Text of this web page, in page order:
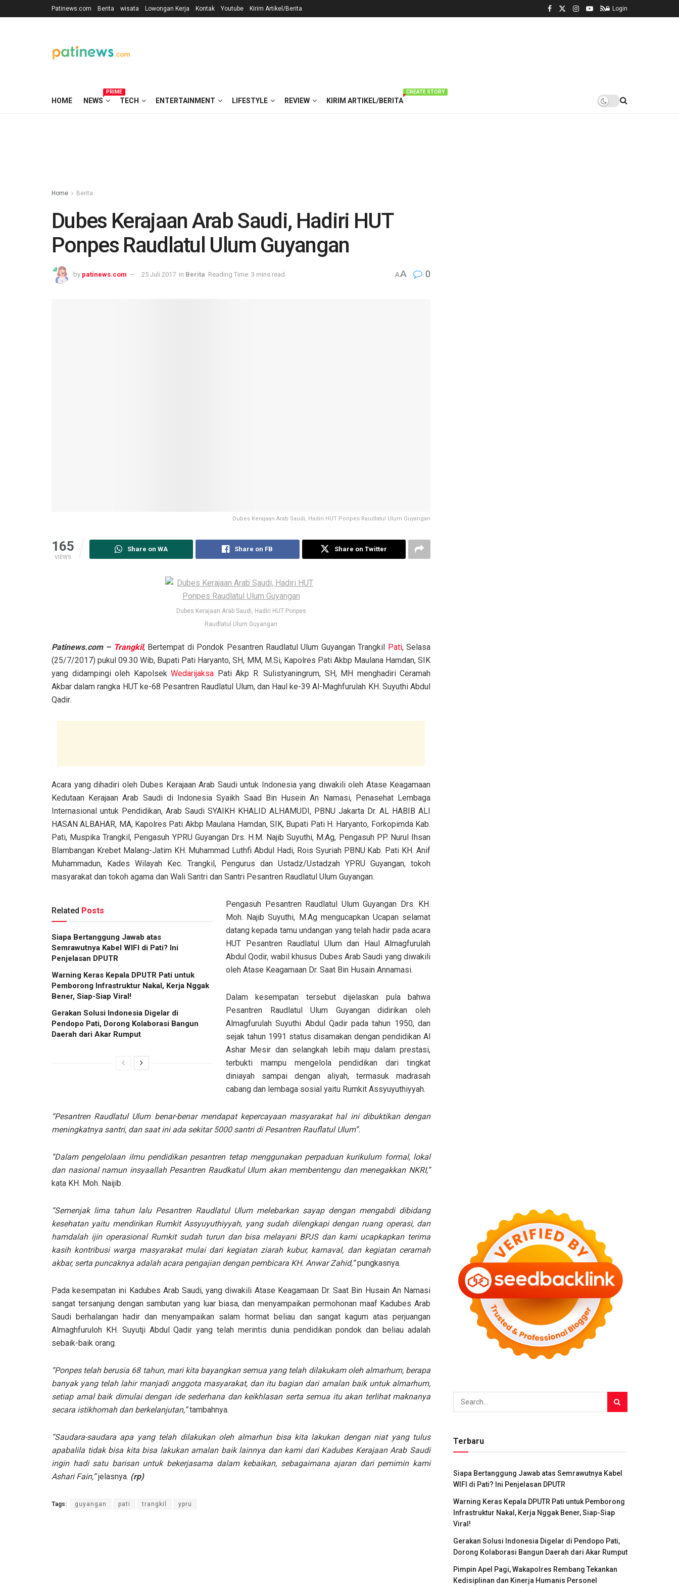
Patinews.com Berita wisata Lowongan Kerja Kontak Youtube Kirim Artikel/Berita Login
HOME NEWS
PRIME
TECH ENTERTAINMENT LIFESTYLE REVIEW KIRIM ARTIKEL/BERITA
CREATE STORY
Home Berita
Dubes Kerajaan Arab Saudi, Hadiri HUT
Ponpes Raudlatul Ulum Guyangan
by patinews.com 25 Juli 2017 in Berita Reading Time: 3 mins read AA 0
Dubes Kerajaan Arab Saudi, Hadiri HUT Ponpes Raudlatul Ulum Guyangan
165
VIEWS
Share on WA Share on FB Share on Twitter
Dubes Kerajaan Arab Saudi, Hadiri HUT Ponpes
Raudlatul Ulum Guyangan
Patinews.com – Trangkil, Bertempat di Pondok Pesantren Raudlatul Ulum Guyangan Trangkil Pati, Selasa
(25/7/2017) pukul 09.30 Wib, Bupati Pati Haryanto, SH, MM, M.Si, Kapolres Pati Akbp Maulana Hamdan, SIK
yang didampingi oleh Kapolsek Wedarijaksa Pati Akp R. Sulistyaningrum, SH, MH menghadiri Ceramah
Akbar dalam rangka HUT ke-68 Pesantren Raudlatul Ulum, dan Haul ke-39 Al-Maghfurulah KH. Suyuthi Abdul
Qadir.
Acara yang dihadiri oleh Dubes Kerajaan Arab Saudi untuk Indonesia yang diwakili oleh Atase Keagamaan
Kedutaan Kerajaan Arab Saudi di Indonesia Syaikh Saad Bin Husein An Namasi, Penasehat Lembaga
Internasional untuk Pendidikan, Arab Saudi SYAIKH KHALID ALHAMUDI, PBNU Jakarta Dr. AL HABIB ALI
HASAN ALBAHAR, MA, Kapolres Pati Akbp Maulana Hamdan, SIK, Bupati Pati H. Haryanto, Forkopimda Kab.
Pati, Muspika Trangkil, Pengasuh YPRU Guyangan Drs. H.M. Najib Suyuthi, M.Ag, Pengasuh PP. Nurul Ihsan
Blambangan Krebet Malang-Jatim KH. Muhammad Luthfi Abdul Hadi, Rois Syuriah PBNU Kab. Pati KH. Anif
Muhammadun, Kades Wilayah Kec. Trangkil, Pengurus dan Ustadz/Ustadzah YPRU Guyangan, tokoh
masyarakat dan tokoh agama dan Wali Santri dan Santri Pesantren Raudlatul Ulum Guyangan.
Related Posts
Siapa Bertanggung Jawab atas
Semrawutnya Kabel WIFI di Pati? Ini
Penjelasan DPUTR
Warning Keras Kepala DPUTR Pati untuk
Pemborong Infrastruktur Nakal, Kerja Nggak
Bener, Siap-Siap Viral!
Gerakan Solusi Indonesia Digelar di
Pendopo Pati, Dorong Kolaborasi Bangun
Daerah dari Akar Rumput
Pengasuh Pesantren Raudlatul Ulum Guyangan Drs. KH.
Moh. Najib Suyuthi, M.Ag mengucapkan Ucapan selamat
datang kepada tamu undangan yang telah hadir pada acara
HUT Pesantren Raudlatul Ulum dan Haul Almagfurulah
Abdul Qodir, wabil khusus Dubes Arab Saudi yang diwakili
oleh Atase Keagamaan Dr. Saat Bin Husain Annamasi.
Dalam kesempatan tersebut dijelaskan pula bahwa
Pesantren Raudlatul Ulum Guyangan didirikan oleh
Almagfurulah Suyuthi Abdul Qadir pada tahun 1950, dan
sejak tahun 1991 status disamakan dengan pendidikan Al
Ashar Mesir dan selangkah lebih maju dalam prestasi,
terbukti mampu mengelola pendidikan dari tingkat
diniayah sampai dengan aliyah, termasuk madrasah
cabang dan lembaga sosial yaitu Rumkit Assyuyuthiyyah.
“Pesantren Raudlatul Ulum benar-benar mendapat kepercayaan masyarakat hal ini dibuktikan dengan
meningkatnya santri, dan saat ini ada sekitar 5000 santri di Pesantren Rauflatul Ulum”.
“Dalam pengelolaan ilmu pendidikan pesantren tetap menggunakan perpaduan kurikulum formal, lokal
dan nasional namun insyaallah Pesantren Raudkatul Ulum akan membentengu dan menegakkan NKRI,”
kata KH. Moh. Naijib.
“Semenjak lima tahun lalu Pesantren Raudlatul Ulum melebarkan sayap dengan mengabdi dibidang
kesehatan yaitu mendirikan Rumkit Assyuyuthiyyah, yang sudah dilengkapi dengan ruang operasi, dan
hamdalah ijin operasional Rumkit sudah turun dan bisa melayani BPJS dan kami ucapkapkan terima
kasih kontribusi warga masyarakat mulai dari kegiatan ziarah kubur, karnaval, dan kegiatan ceramah
akbar, serta puncaknya adalah acara pengajian dengan pembicara KH. Anwar Zahid,”pungkasnya.
Pada kesempatan ini Kadubes Arab Saudi, yang diwakili Atase Keagamaan Dr. Saat Bin Husain An Namasi
sangat tersanjung dengan sambutan yang luar biasa, dan menyampaikan permohonan maaf Kadubes Arab
Saudi berhalangan hadir dan menyampaikan salam hormat beliau dan sangat kagum atas perjuangan
Almaghfuruloh KH. Suyutji Abdul Qadir yang telah merintis dunia pendidikan pondok dan beliau adalah
sebaik-baik orang.
“Ponpes telah berusia 68 tahun, mari kita bayangkan semua yang telah dilakukam oleh almarhum, berapa
banyak yang telah lahir manjadi anggota masyarakat, dan itu bagian dari amalan baik untuk almarhum,
setiap amal baik dimulai dengan ide sederhana dan keikhlasan serta semua itu akan terlihat maknanya
secara istikhomah dan berkelanjutan,”tambahnya.
“Saudara-saudara apa yang telah dilakukan oleh almarhun bisa kita lakukan dengan niat yang tulus
apabalila tidak bisa kita bisa lakukan amalan baik lainnya dan kami dari Kadubes Kerajaan Arab Saudi
ingin hadi satu barisan untuk bekerjasama dalam kebaikan, sebagaimana ajaran dari pemimin kami
Ashari Fain,”jelasnya. (rp)
Tags: guyangan pati trangkil ypru
Terbaru
Siapa Bertanggung Jawab atas Semrawutnya Kabel
WIFI di Pati? Ini Penjelasan DPUTR
Warning Keras Kepala DPUTR Pati untuk Pemborong
Infrastruktur Nakal, Kerja Nggak Bener, Siap-Siap
Viral!
Gerakan Solusi Indonesia Digelar di Pendopo Pati,
Dorong Kolaborasi Bangun Daerah dari Akar Rumput
Pimpin Apel Pagi, Wakapolres Rembang Tekankan
Kedisiplinan dan Kinerja Humanis Personel